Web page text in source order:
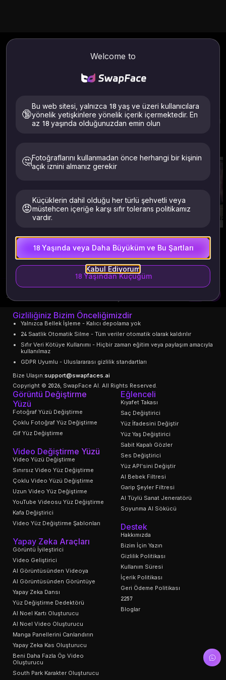
Welcome to
🔞
Bu web sitesi, yalnızca 18 yaş ve üzeri kullanıcılara
yönelik yetişkinlere yönelik içerik içermektedir. En
az 18 yaşında olduğunuzdan emin olun
🤔Fotoğraflarını kullanmadan önce herhangi bir kişinin
açık iznini almanız gerekir
😡
Küçüklerin dahil olduğu her türlü şehvetli veya
müstehcen içeriğe karşı sıfır tolerans politikamız
vardır.
18 Yaşında veya Daha Büyüküm ve Bu Şartları
Kabul Ediyorum
18 Yaşından Küçüğüm
Sizin için en yeni yapay zeka yüz değiştirme aracını tanıtın
değiştirme araçlarını seçmenize yardımcı olun.
SwapFaces Yapay Zeka Araçları hakkında
daha fazla bilgi
Gizliliğiniz Bizim Önceliğimizdir
Yalnızca Bellek İşleme - Kalıcı depolama yok
24 Saatlik Otomatik Silme - Tüm veriler otomatik olarak kaldırılır
Sıfır Veri Kötüye Kullanımı - Hiçbir zaman eğitim veya paylaşım amacıyla
kullanılmaz
GDPR Uyumlu - Uluslararası gizlilik standartları
Bize Ulaşın:support@swapfaces.ai
Copyright © 2026, SwapFace AI. All Rights Reserved.
Görüntü Değiştirme
Yüzü
Fotoğraf Yüzü Değiştirme
Çoklu Fotoğraf Yüz Değiştirme
Gif Yüz Değiştirme
Video Değiştirme Yüzü
Video Yüzü Değiştirme
Sınırsız Video Yüz Değiştirme
Çoklu Video Yüzü Değiştirme
Uzun Video Yüz Değiştirme
YouTube Videosu Yüz Değiştirme
Kafa Değiştirici
Video Yüz Değiştirme Şablonları
Yapay Zeka Araçları
Görüntü İyileştirici
Video Geliştirici
AI Görüntüsünden Videoya
AI Görüntüsünden Görüntüye
Yapay Zeka Dansı
Yüz Değiştirme Dedektörü
AI Noel Kartı Oluşturucu
AI Noel Video Oluşturucu
Manga Panellerini Canlandırın
Yapay Zeka Kas Oluşturucu
Beni Daha Fazla Öp Video
Oluşturucu
South Park Karakter Oluşturucu
Eğlenceli
Kıyafet Takası
Saç Değiştirici
Yüz İfadesini Değiştir
Yüz Yaş Değiştirici
Sabit Kapalı Gözler
Ses Değiştirici
Yüz API'sini Değiştir
AI Bebek Filtresi
Garip Şeyler Filtresi
AI Tüylü Sanat Jeneratörü
Soyunma AI Sökücü
Destek
Hakkımızda
Bizim İçin Yazın
Gizlilik Politikası
Kullanım Süresi
İçerik Politikası
Geri Ödeme Politikası
2257
Bloglar